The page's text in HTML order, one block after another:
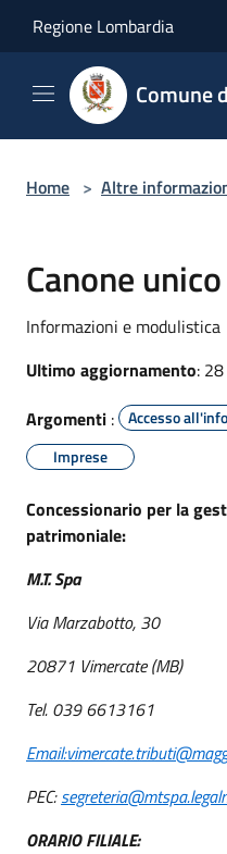
Regione Lombardia
Comune
Home > Altre
Canone
Informazioni e modulistica
Ultimo aggiornamento:
Argomenti : Accesso
Imprese
Concessionario per la
patrimoniale:
M.T. Spa
Via Marzabotto, 30
20871 Vimercate (MB)
Tel. 039 6613161
PEC:
ORARIO FILIALE: